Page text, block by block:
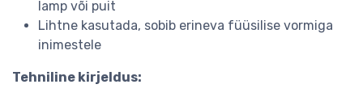
lamp või puit
Lihtne kasutada, sobib erineva füüsilise vormiga
inimestele
Tehniline kirjeldus: